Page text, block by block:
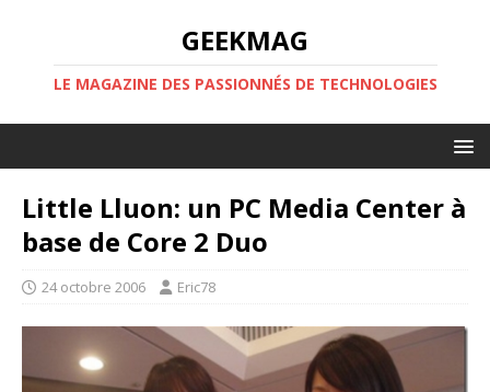
GEEKMAG
LE MAGAZINE DES PASSIONNÉS DE TECHNOLOGIES
Little Lluon: un PC Media Center à
base de Core 2 Duo
24 octobre 2006 Eric78